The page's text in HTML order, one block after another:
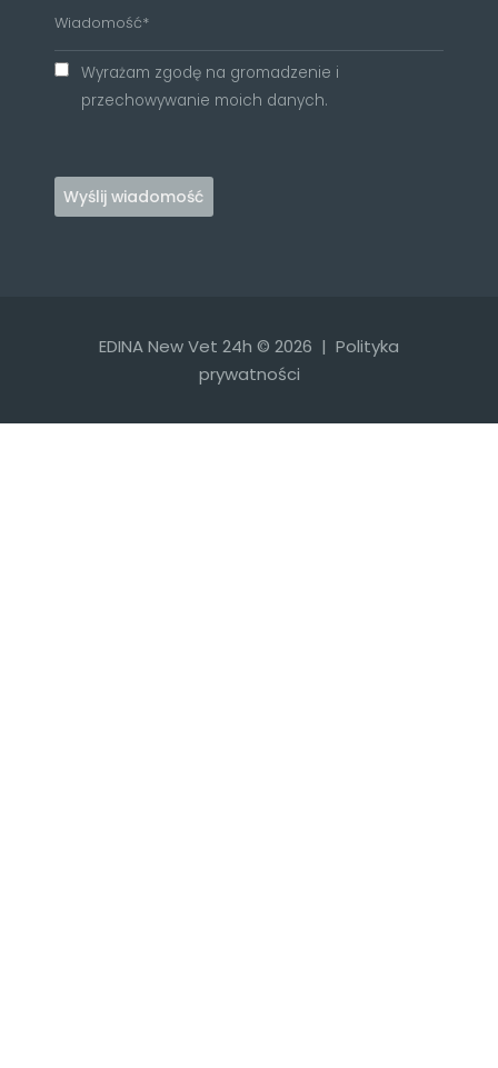
Wyrażam zgodę na gromadzenie i
przechowywanie moich danych.
EDINA New Vet 24h © 2026 | Polityka
prywatności